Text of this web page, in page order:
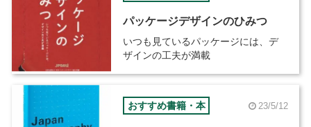
パッケージデザインのひみつ
いつも見ているパッケージには、デ
ザインの工夫が満載
おすすめ書籍・本 23/5/12